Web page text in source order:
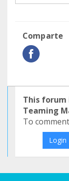
Comparte
This forum
Teaming
To
Login